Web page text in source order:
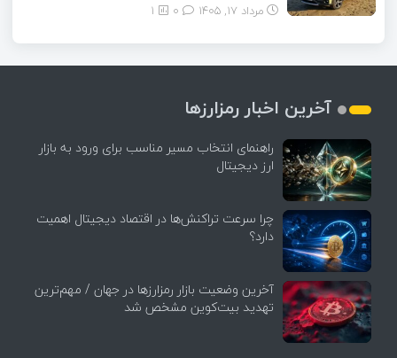
مرداد ۱۷, ۱۴۰۵ 1
آخرین اخبار رمزارزها
راهنمای انتخاب مسیر مناسب برای ورود به بازار
ارز دیجیتال
چرا سرعت تراکنش‌ها در اقتصاد دیجیتال اهمیت
دارد؟
آخرین وضعیت بازار رمزارزها در جهان / مهم‌ترین
تهدید بیت‌کوین مشخص شد